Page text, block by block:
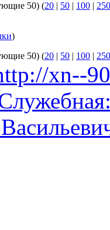
50) (20 | 50 | 100 | 250
)
50) (20 | 50 | 100 | 250
xn--